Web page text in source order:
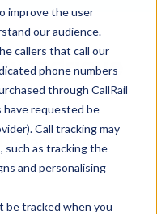
improve the user
our audience.
callers that call our
phone numbers
through CallRail
have requested be
Call tracking may
such as tracking the
and personalising
be tracked when you
taxes
en
ou en